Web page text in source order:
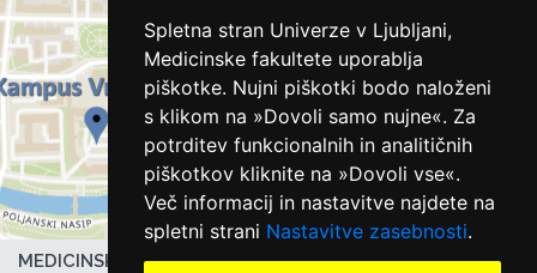
Spletna stran Univerze v Ljubljani,
Medicinske fakultete uporablja
piškotke. Nujni piškotki bodo naloženi
s klikom na »Dovoli samo nujne«. Za
potrditev funkcionalnih in analitičnih
piškotkov kliknite na »Dovoli vse«.
Več informacij in nastavitve najdete na
spletni strani Nastavitve zasebnosti.
MEDICINSKA FAKULTETA UL,